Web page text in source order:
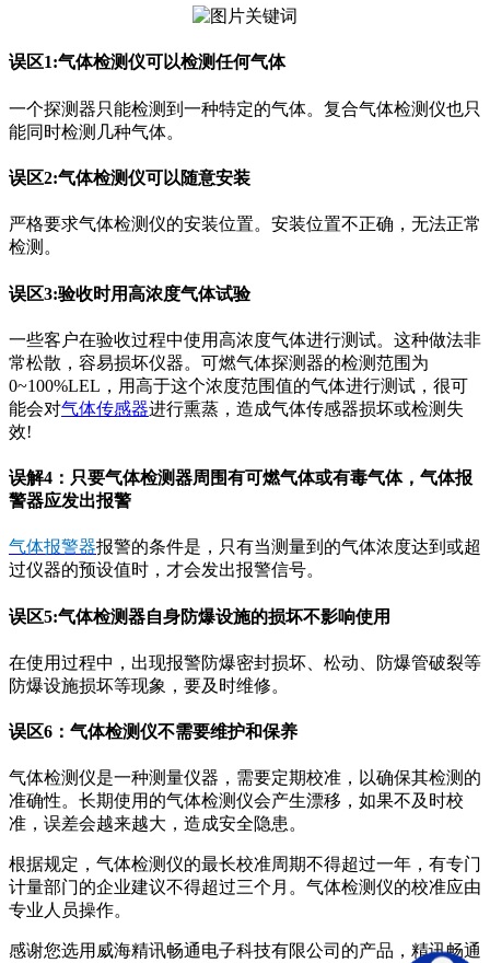
误区1:气体检测仪可以检测任何气体
一个探测器只能检测到一种特定的气体。复合气体检测仪也只
能同时检测几种气体。
误区2:气体检测仪可以随意安装
严格要求气体检测仪的安装位置。安装位置不正确，无法正常
检测。
误区3:验收时用高浓度气体试验
一些客户在验收过程中使用高浓度气体进行测试。这种做法非
常松散，容易损坏仪器。可燃气体探测器的检测范围为
0~100%LEL，用高于这个浓度范围值的气体进行测试，很可
能会对气体传感器进行熏蒸，造成气体传感器损坏或检测失
效!
误解4：只要气体检测器周围有可燃气体或有毒气体，气体报
警器应发出报警
气体报警器报警的条件是，只有当测量到的气体浓度达到或超
过仪器的预设值时，才会发出报警信号。
误区5:气体检测器自身防爆设施的损坏不影响使用
在使用过程中，出现报警防爆密封损坏、松动、防爆管破裂等
防爆设施损坏等现象，要及时维修。
误区6：气体检测仪不需要维护和保养
气体检测仪是一种测量仪器，需要定期校准，以确保其检测的
准确性。长期使用的气体检测仪会产生漂移，如果不及时校
准，误差会越来越大，造成安全隐患。
根据规定，气体检测仪的最长校准周期不得超过一年，有专门
计量部门的企业建议不得超过三个月。气体检测仪的校准应由
专业人员操作。
感谢您选用威海精讯畅通电子科技有限公司的产品，精讯畅通